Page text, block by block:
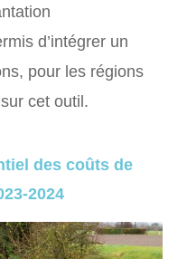
d’intégrer un
pour les régions
cet outil.
des coûts de
2024